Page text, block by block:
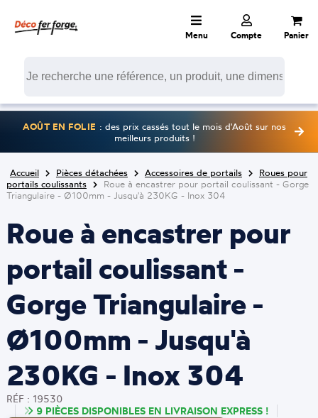
Menu Compte Panier
AOÛT EN FOLIE : des prix cassés tout le mois d'Août sur nos
meilleurs produits !
Accueil Pièces détachées Accessoires de portails
Roues pour
portails coulissants
Roue à encastrer pour portail coulissant - Gorge
Triangulaire - Ø100mm - Jusqu'à 230KG - Inox 304
Roue à encastrer pour
portail coulissant -
Gorge Triangulaire -
Ø100mm - Jusqu'à
230KG - Inox 304
RÉF : 19530
9 PIÈCES DISPONIBLES EN LIVRAISON EXPRESS !